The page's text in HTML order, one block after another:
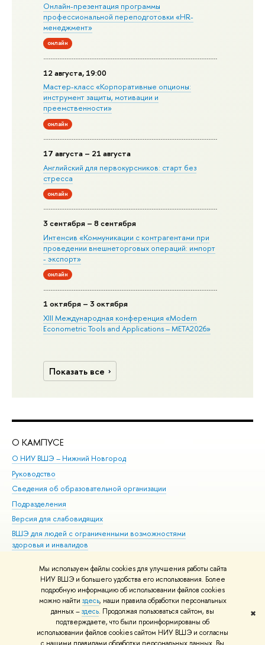
Мы используем файлы cookies для улучшения работы сайта
НИУ ВШЭ и большего удобства его использования. Более
подробную информацию об использовании файлов cookies
можно найти здесь, наши правила обработки персональных
данных –здесь. Продолжая пользоваться сайтом, вы
подтверждаете, что были проинформированы об
использовании файлов cookies сайтом НИУ ВШЭ и согласны
✖
Онлайн-презентация программы
профессиональной переподготовки «HR-
менеджмент»
онлайн
12 августа, 19:00
Мастер-класс «Корпоративные опционы:
инструмент защиты, мотивации и
преемственности»
онлайн
17 августа – 21 августа
Английский для первокурсников: старт без
стресса
онлайн
3 сентября – 8 сентября
Интенсив «Коммуникации с контрагентами при
проведении внешнеторговых операций: импорт
- экспорт»
онлайн
1 октября – 3 октября
XIII Международная конференция «Modern
Econometric Tools and Applications – META2026»
Показать все
О КАМПУСЕ
О НИУ ВШЭ – Нижний Новгород
Руководство
Сведения об образовательной организации
Подразделения
Версия для слабовидящих
ВШЭ для людей с ограниченными возможностями
здоровья и инвалидов
© НИУ ВШЭ 1993–2026 Адреса и контакты Условия использования